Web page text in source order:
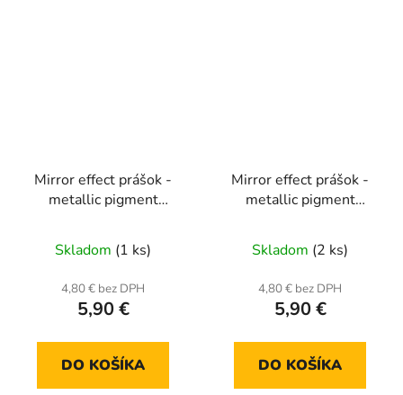
Mirror effect prášok -
metallic pigment
Skladom (1 ks)
4,80 € bez DPH
5,90 €
DO KOŠÍKA
Mirror effect prášok -
metallic pigment
Skladom (2 ks)
4,80 € bez DPH
5,90 €
DO KOŠÍKA